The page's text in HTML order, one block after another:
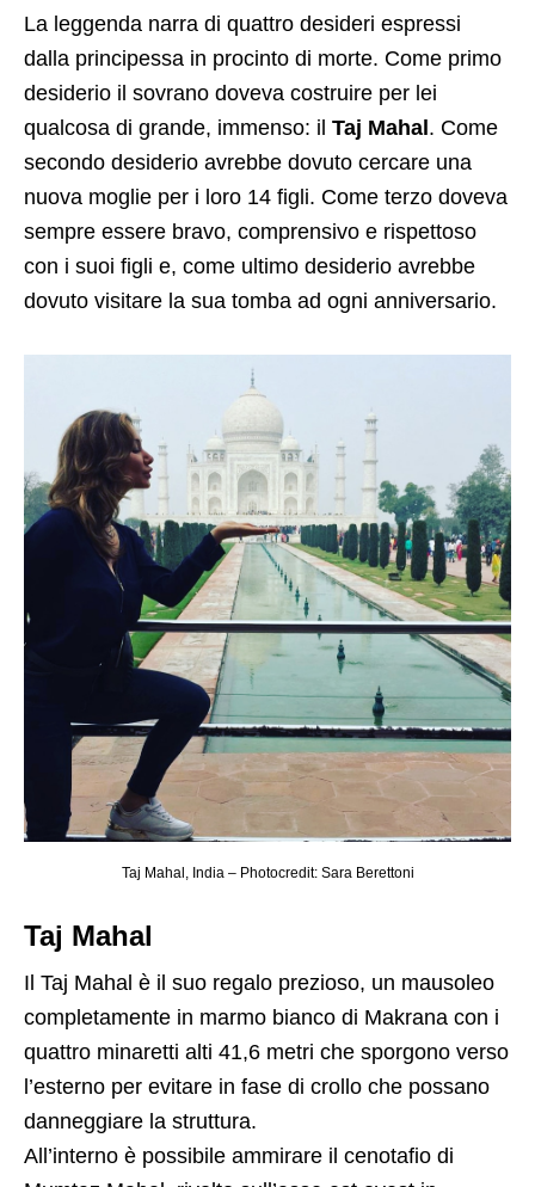
La leggenda narra di quattro desideri espressi
dalla principessa in procinto di morte. Come primo
desiderio il sovrano doveva costruire per lei
qualcosa di grande, immenso: il Taj Mahal . Come
secondo desiderio avrebbe dovuto cercare una
nuova moglie per i loro 14 figli. Come terzo doveva
sempre essere bravo, comprensivo e rispettoso
con i suoi figli e, come ultimo desiderio avrebbe
dovuto visitare la sua tomba ad ogni anniversario.
Taj Mahal, India – Photocredit: Sara Berettoni
Taj Mahal
Il Taj Mahal è il suo regalo prezioso, un mausoleo
completamente in marmo bianco di Makrana con i
quattro minaretti alti 41,6 metri che sporgono verso
l’esterno per evitare in fase di crollo che possano
danneggiare la struttura.
All’interno è possibile ammirare il cenotafio di